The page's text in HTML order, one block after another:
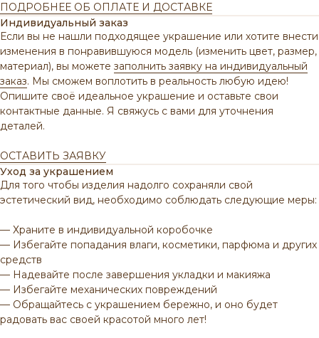
ПОДРОБНЕЕ ОБ ОПЛАТЕ И ДОСТАВКЕ
Индивидуальный заказ
Если вы не нашли подходящее украшение или хотите внести
изменения в понравившуюся модель (изменить цвет, размер,
материал), вы можете заполнить заявку на индивидуальный
заказ. Мы сможем воплотить в реальность любую идею!
Опишите своё идеальное украшение и оставьте свои
контактные данные. Я свяжусь с вами для уточнения
деталей.
ОСТАВИТЬ ЗАЯВКУ
Уход за украшением
Для того чтобы изделия надолго сохраняли свой
эстетический вид, необходимо соблюдать следующие меры:
— Храните в индивидуальной коробочке
— Избегайте попадания влаги, косметики, парфюма и других
средств
— Надевайте после завершения укладки и макияжа
— Избегайте механических повреждений
— Обращайтесь с украшением бережно, и оно будет
радовать вас своей красотой много лет!
ВАМ МОЖЕТ ПОНРАВИТЬСЯ